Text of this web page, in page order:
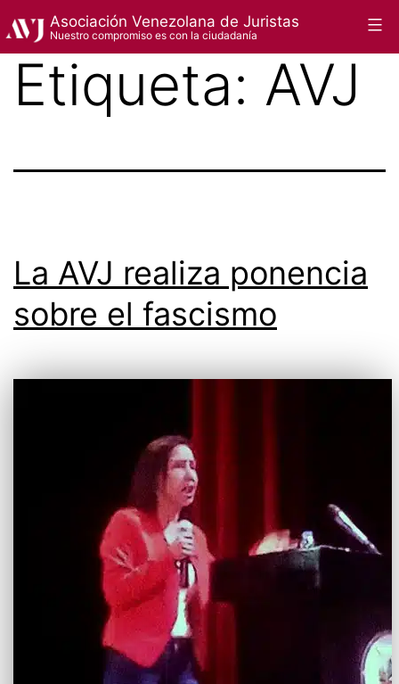
Saltar
al
contenido
Asociación Venezolana de Juristas
Nuestro compromiso es con la ciudadanía
Etiqueta: AVJ
La AVJ realiza ponencia
sobre el fascismo